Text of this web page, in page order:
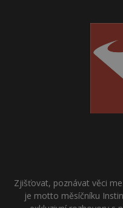
Zjišťovat, poznávat věci
je motto měsíčníku